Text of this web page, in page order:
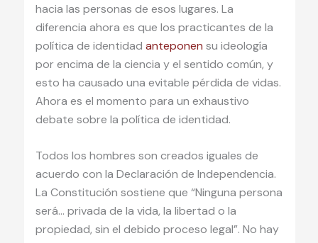
hacia las personas de esos lugares. La
diferencia ahora es que los practicantes de la
política de identidad anteponen su ideología
por encima de la ciencia y el sentido común, y
esto ha causado una evitable pérdida de vidas.
Ahora es el momento para un exhaustivo
debate sobre la política de identidad.
Todos los hombres son creados iguales de
acuerdo con la Declaración de Independencia.
La Constitución sostiene que “Ninguna persona
será… privada de la vida, la libertad o la
propiedad, sin el debido proceso legal”. No hay